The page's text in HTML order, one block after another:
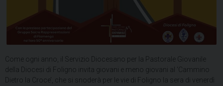
Come ogni anno, il Servizio Diocesano per la Pastorale Giovanile
della Diocesi di Foligno invita giovani e meno giovani al ‘Cammino
Dietro la Croce’, che si snoderà per le vie di Foligno la sera di venerdì